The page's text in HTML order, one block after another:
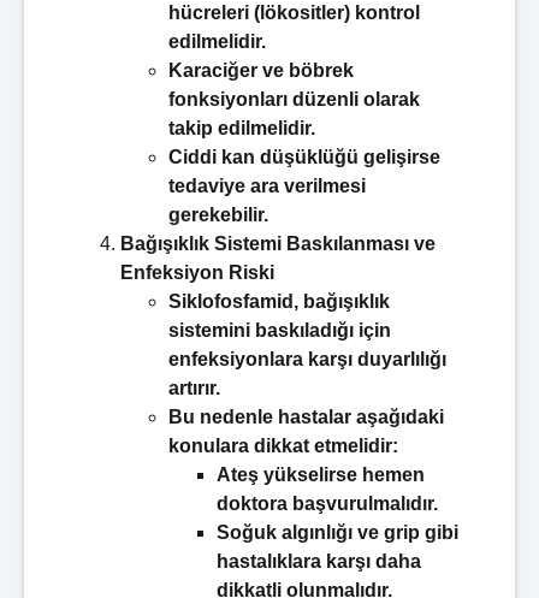
hücreleri (lökositler) kontrol
edilmelidir.
Karaciğer ve böbrek
fonksiyonları düzenli olarak
takip edilmelidir.
Ciddi kan düşüklüğü gelişirse
tedaviye ara verilmesi
gerekebilir.
Bağışıklık Sistemi Baskılanması ve
Enfeksiyon Riski
Siklofosfamid, bağışıklık
sistemini baskıladığı için
enfeksiyonlara karşı duyarlılığı
artırır.
Bu nedenle hastalar aşağıdaki
konulara dikkat etmelidir:
Ateş yükselirse hemen
doktora başvurulmalıdır.
Soğuk algınlığı ve grip gibi
hastalıklara karşı daha
dikkatli olunmalıdır.